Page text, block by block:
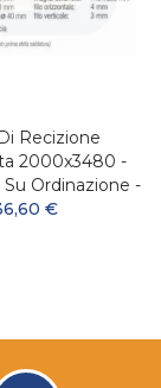
Recizione
2000x3480 -
Su Ordinazione -
€